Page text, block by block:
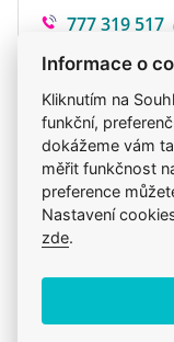
obsahující
mastné kyseliny.
kategorii.
Ovčí tuk je
chemické
Hmotnost: 250gr.
Balení maxi cca
777 319 517
Produkt také
Natureca
Holistické
Informace o
Kliknutím na
funkční,
dokážeme vám
měřit funkčnost
preference
Nastavení
zde.